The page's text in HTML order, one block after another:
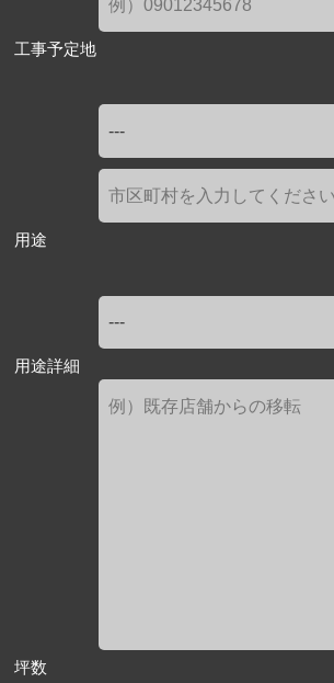
工事予定地
用途
用途詳細
坪数